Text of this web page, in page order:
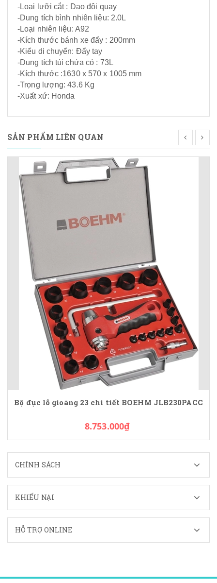
-Loại lưỡi cắt : Dao đôi quay
-Dung tích bình nhiên liệu: 2.0L
-Loại nhiên liệu: A92
-Kích thước bánh xe đẩy : 200mm
-Kiểu di chuyển: Đẩy tay
-Dung tích túi chứa cỏ : 73L
-Kích thước :1630 x 570 x 1005 mm
-Trọng lượng: 43.6 Kg
-Xuất xứ: Honda
SẢN PHẨM LIÊN QUAN
Bộ đục lỗ gioăng 23 chi tiết BOEHM JLB230PACC
8.753.000₫
CHÍNH SÁCH
KHIẾU NẠI
HỖ TRỢ ONLINE